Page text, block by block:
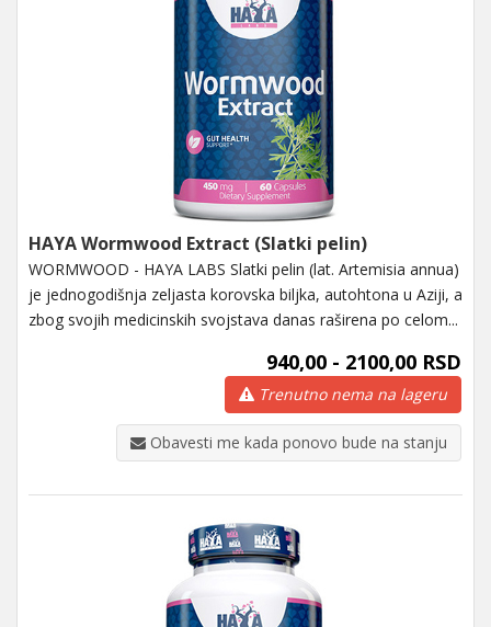
HAYA Wormwood Extract (Slatki pelin)
WORMWOOD - HAYA LABS Slatki pelin (lat. Artemisia annua)
je jednogodišnja zeljasta korovska biljka, autohtona u Aziji, a
zbog svojih medicinskih svojstava danas raširena po celom...
940,00 - 2100,00 RSD
Trenutno nema na lageru
Obavesti me kada ponovo bude na stanju